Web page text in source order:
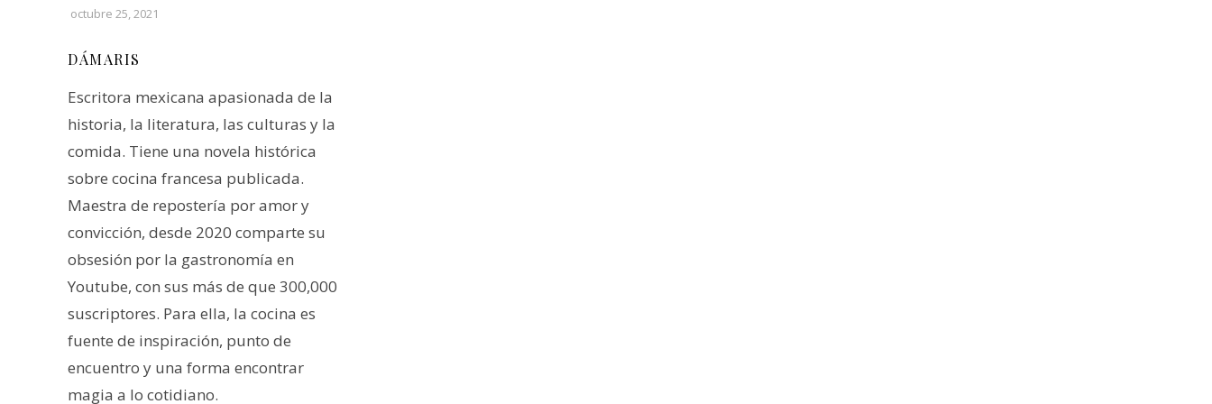
octubre 25, 2021
DÁMARIS
Escritora mexicana apasionada de la
historia, la literatura, las culturas y la
comida. Tiene una novela histórica
sobre cocina francesa publicada.
Maestra de repostería por amor y
convicción, desde 2020 comparte su
obsesión por la gastronomía en
Youtube, con sus más de que 300,000
suscriptores. Para ella, la cocina es
fuente de inspiración, punto de
encuentro y una forma encontrar
magia a lo cotidiano.